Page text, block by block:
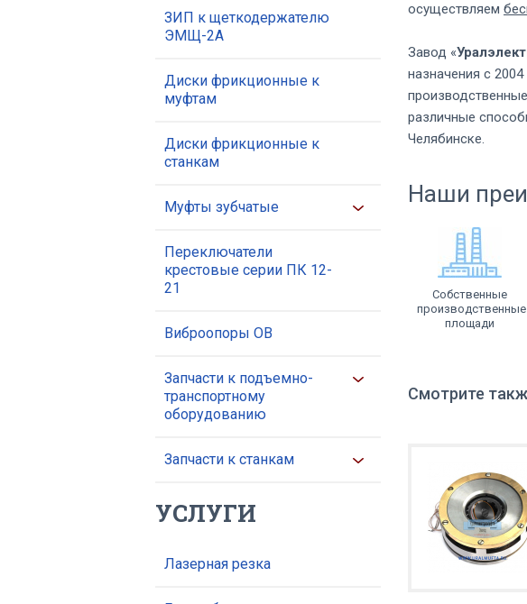
ЗИП к щеткодержателю
ЭМЩ-2А
Диски фрикционные к
муфтам
Диски фрикционные к
станкам
Муфты зубчатые
Переключатели
крестовые серии ПК 12-
21
Виброопоры ОВ
Запчасти к подъемно-
транспортному
оборудованию
Запчасти к станкам
УСЛУГИ
Лазерная резка
осуществляем
Завод «
назначения с
различные
Челябинске.
Наши
Собственные
производственные
площади
Смотрите